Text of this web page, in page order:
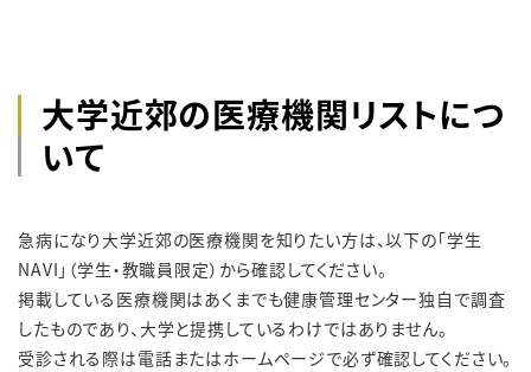
大学近郊の医療機関リストにつ
いて
急病になり大学近郊の医療機関を知りたい方は、以下の「学生
NAVI」（学生・教職員限定）から確認してください。
掲載している医療機関はあくまでも健康管理センター独自で調査
したものであり、大学と提携しているわけではありません。
受診される際は電話またはホームページで必ず確認してください。